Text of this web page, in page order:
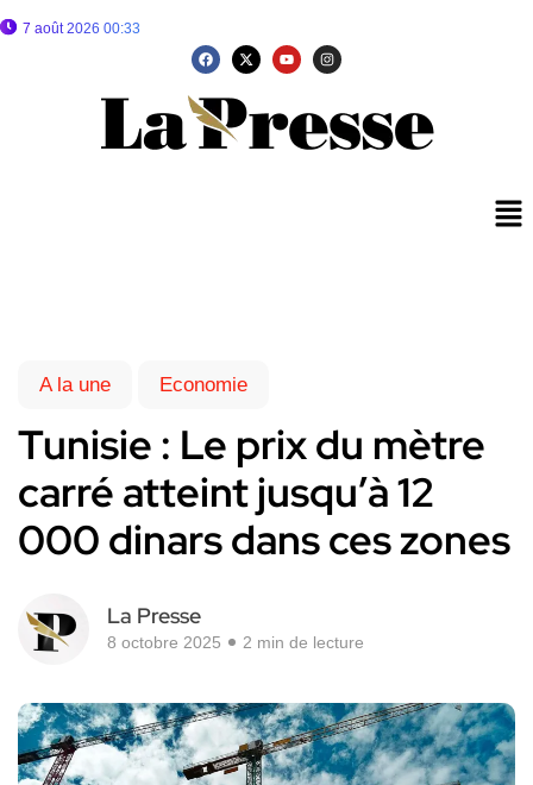
7 août 2026 00:33
A la une Economie
Tunisie : Le prix du mètre
carré atteint jusqu’à 12
000 dinars dans ces zones
La Presse
8 octobre 2025 2 min de lecture